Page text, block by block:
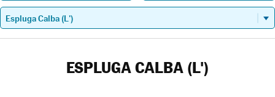
ESPLUGA CALBA (L')